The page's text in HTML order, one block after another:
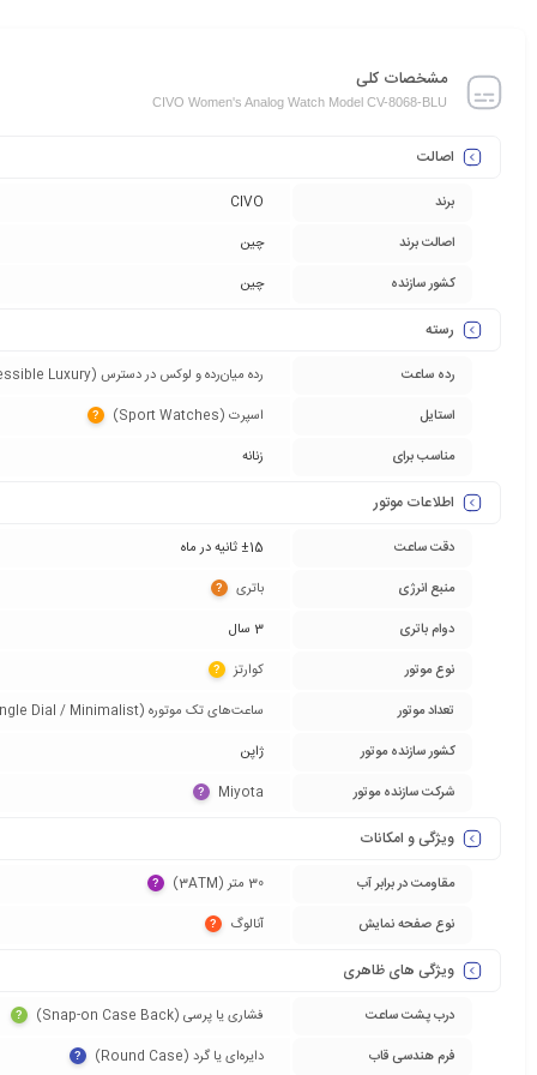
مشخصات کلی
CIVO Women's Analog Watch Model CV-8068-BLU
اصالت
برند
CIVO
اصالت برند
چین
کشور سازنده
چین
رسته
رده ساعت
رده میان‌رده و لوکس در دسترس (Accessible Luxury)‏
استایل
اسپرت (Sport Watches)‏ ?
مناسب برای زنانه
اطلاعات موتور
دقت ساعت
±15 ثانیه در ماه
منبع انرژی
باتری‏ ?
دوام باتری
3 سال
نوع موتور
کوارتز‏ ?
تعداد موتور
ساعت‌های تک موتوره (Single Dial / Minimalist)‏
کشور سازنده موتور
ژاپن
شرکت سازنده موتور
Miyota‏
?
ویژگی و امکانات
مقاومت در برابر آب 30 متر (3ATM)‏ ?
نوع صفحه نمایش آنالوگ‏ ?
ویژگی های ظاهری
درب پشت ساعت فشاری یا پرسی (Snap-on Case Back)‏ ?
فرم هندسی قاب دایره‌ای یا گرد (Round Case)‏ ?